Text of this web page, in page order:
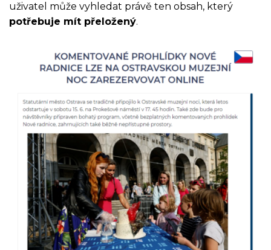
uživatel může vyhledat právě ten obsah, který
potřebuje mít přeložený.